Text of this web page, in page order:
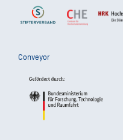
Conveyor